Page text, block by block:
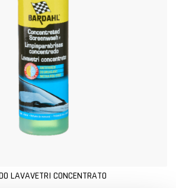
LAVAVETRI CONCENTRATO